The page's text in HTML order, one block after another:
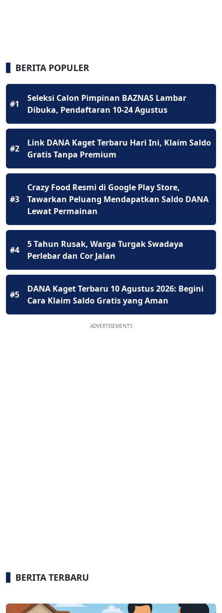
BERITA POPULER
#1
Seleksi Calon Pimpinan BAZNAS Lambar
Dibuka, Pendaftaran 10-24 Agustus
#2
Link DANA Kaget Terbaru Hari Ini, Klaim Saldo
Gratis Tanpa Premium
#3
Crazy Food Resmi di Google Play Store,
Tawarkan Peluang Mendapatkan Saldo DANA
Lewat Permainan
#4
5 Tahun Rusak, Warga Turgak Swadaya
Perlebar dan Cor Jalan
#5
DANA Kaget Terbaru 10 Agustus 2026: Begini
Cara Klaim Saldo Gratis yang Aman
ADVERTISEMENTS
BERITA TERBARU